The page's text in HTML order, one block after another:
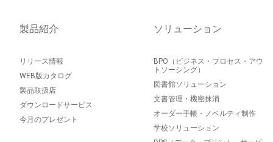
製品紹介
リリース情報
WEB版カタログ
製品取扱店
ダウンロードサービス
今月のプレゼント
ソリューション
BPO（ビジネス・プロセス・アウ
トソーシング）
図書館ソリューション
文書管理・機密抹消
オーダー手帳・ノベルティ制作
学校ソリューション